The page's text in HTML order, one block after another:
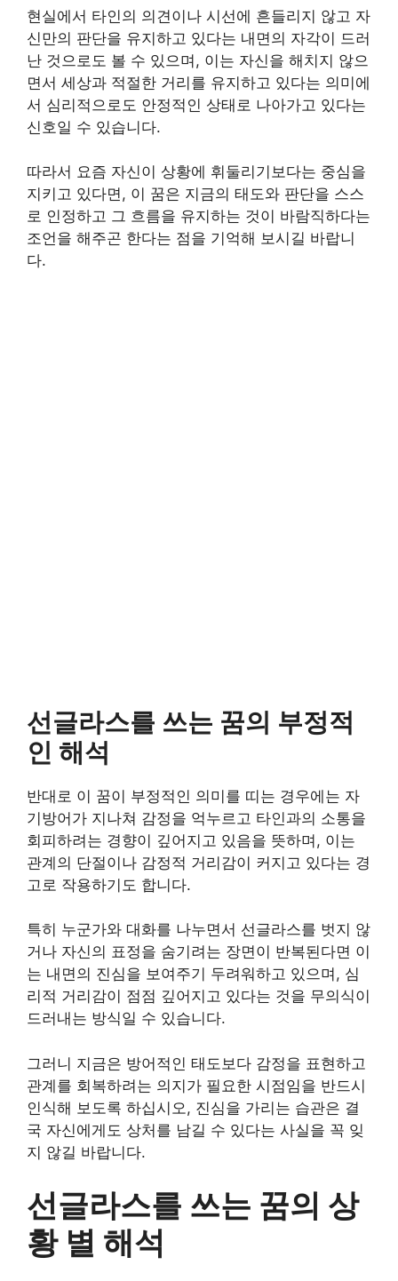
현실에서 타인의 의견이나 시선에 흔들리지 않고 자
신만의 판단을 유지하고 있다는 내면의 자각이 드러
난 것으로도 볼 수 있으며, 이는 자신을 해치지 않으
면서 세상과 적절한 거리를 유지하고 있다는 의미에
서 심리적으로도 안정적인 상태로 나아가고 있다는
신호일 수 있습니다.
따라서 요즘 자신이 상황에 휘둘리기보다는 중심을
지키고 있다면, 이 꿈은 지금의 태도와 판단을 스스
로 인정하고 그 흐름을 유지하는 것이 바람직하다는
조언을 해주곤 한다는 점을 기억해 보시길 바랍니
다.
선글라스를 쓰는 꿈의 부정적
인 해석
반대로 이 꿈이 부정적인 의미를 띠는 경우에는 자
기방어가 지나쳐 감정을 억누르고 타인과의 소통을
회피하려는 경향이 깊어지고 있음을 뜻하며, 이는
관계의 단절이나 감정적 거리감이 커지고 있다는 경
고로 작용하기도 합니다.
특히 누군가와 대화를 나누면서 선글라스를 벗지 않
거나 자신의 표정을 숨기려는 장면이 반복된다면 이
는 내면의 진심을 보여주기 두려워하고 있으며, 심
리적 거리감이 점점 깊어지고 있다는 것을 무의식이
드러내는 방식일 수 있습니다.
그러니 지금은 방어적인 태도보다 감정을 표현하고
관계를 회복하려는 의지가 필요한 시점임을 반드시
인식해 보도록 하십시오, 진심을 가리는 습관은 결
국 자신에게도 상처를 남길 수 있다는 사실을 꼭 잊
지 않길 바랍니다.
선글라스를 쓰는 꿈의 상
황 별 해석